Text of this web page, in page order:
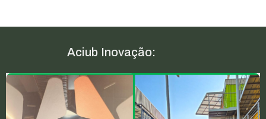
Aciub Inovação: